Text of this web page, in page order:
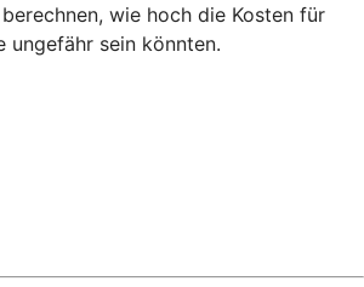
wie hoch die Kosten für
ungefähr sein könnten.